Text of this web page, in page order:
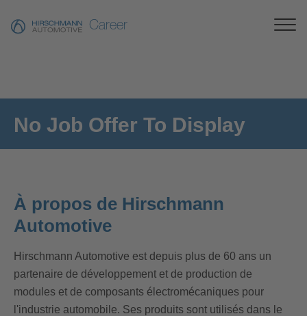
Career
No Job Offer To Display
À propos de Hirschmann
Automotive
Hirschmann Automotive est depuis plus de 60 ans un
partenaire de développement et de production de
modules et de composants électromécaniques pour
l'industrie automobile. Ses produits sont utilisés dans le